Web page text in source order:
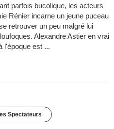
parfois bucolique, les acteurs
Rénier incarne un jeune puceau
retrouver un peu malgré lui
Alexandre Astier en vrai
l'époque est ...
Spectateurs